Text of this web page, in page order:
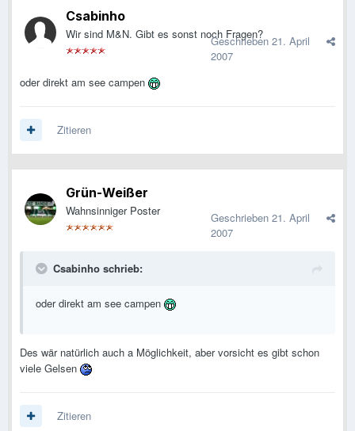
Csabinho
Wir sind M&N. Gibt es sonst noch Fragen?
Geschrieben 21. April
2007
oder direkt am see campen
Zitieren
Grün-Weißer
Wahnsinniger Poster Geschrieben 21. April
2007
Csabinho schrieb:
oder direkt am see campen
Des wär natürlich auch a Möglichkeit, aber vorsicht es gibt schon
viele Gelsen
Zitieren